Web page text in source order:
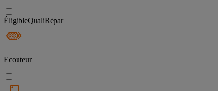
ÉligibleQualiRépar
Ecouteur